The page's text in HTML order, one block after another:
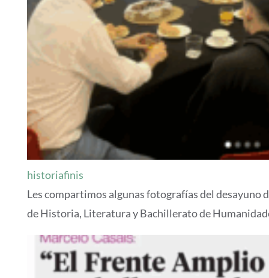
historiafinis
Les compartimos algunas fotografías del desayuno
de Historia, Literatura y Bachillerato de